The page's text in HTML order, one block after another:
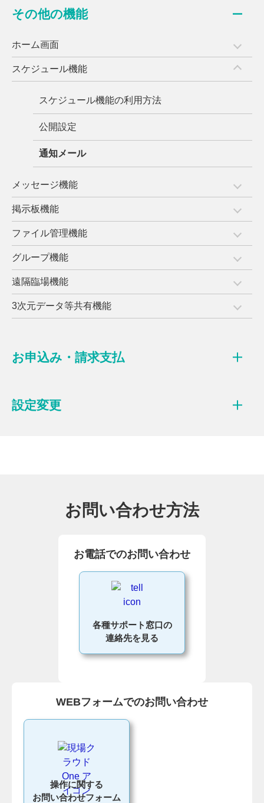
その他の機能
ホーム画面
スケジュール機能
スケジュール機能の利用方法
公開設定
通知メール
メッセージ機能
掲示板機能
ファイル管理機能
グループ機能
遠隔臨場機能
3次元データ等共有機能
お申込み・請求支払
設定変更
お問い合わせ方法
お電話でのお問い合わせ
各種サポート窓口の
連絡先を見る
WEBフォームでのお問い合わせ
操作に関する
お問い合わせフォーム